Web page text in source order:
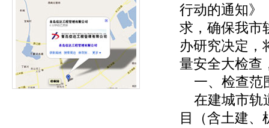
行动的通知》
求，确保我市
办研究决定，
量安全大检查
一、检查范
在建城市轨
目（含土建、